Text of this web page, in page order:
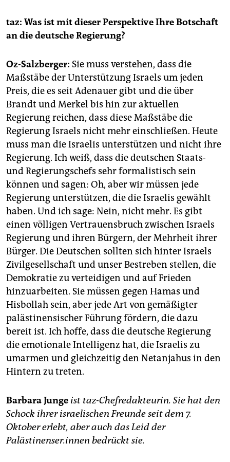
taz: Was ist mit dieser Perspektive Ihre Botschaft
an die deutsche Regierung?
Oz-Salzberger: Sie muss verstehen, dass die
Maßstäbe der Unterstützung Israels um jeden
Preis, die es seit Adenauer gibt und die über
Brandt und Merkel bis hin zur aktuellen
Regierung reichen, dass diese Maßstäbe die
Regierung Israels nicht mehr einschließen. Heute
muss man die Israelis unterstützen und nicht ihre
Regierung. Ich weiß, dass die deutschen Staats-
und Regierungschefs sehr formalistisch sein
können und sagen: Oh, aber wir müssen jede
Regierung unterstützen, die die Israelis gewählt
haben. Und ich sage: Nein, nicht mehr. Es gibt
einen völligen Vertrauensbruch zwischen Israels
Regierung und ihren Bürgern, der Mehrheit ihrer
Bürger. Die Deutschen sollten sich hinter Israels
Zivilgesellschaft und unser Bestreben stellen, die
Demokratie zu verteidigen und auf Frieden
hinzuarbeiten. Sie müssen gegen Hamas und
Hisbollah sein, aber jede Art von gemäßigter
palästinensischer Führung fördern, die dazu
bereit ist. Ich hoffe, dass die deutsche Regierung
die emotionale Intelligenz hat, die Israelis zu
umarmen und gleichzeitig den Netanjahus in den
Hintern zu treten.
Barbara Junge ist taz-Chefredakteurin. Sie hat den
Schock ihrer israelischen Freunde seit dem 7.
Oktober erlebt, aber auch das Leid der
Palästinenser.innen bedrückt sie.